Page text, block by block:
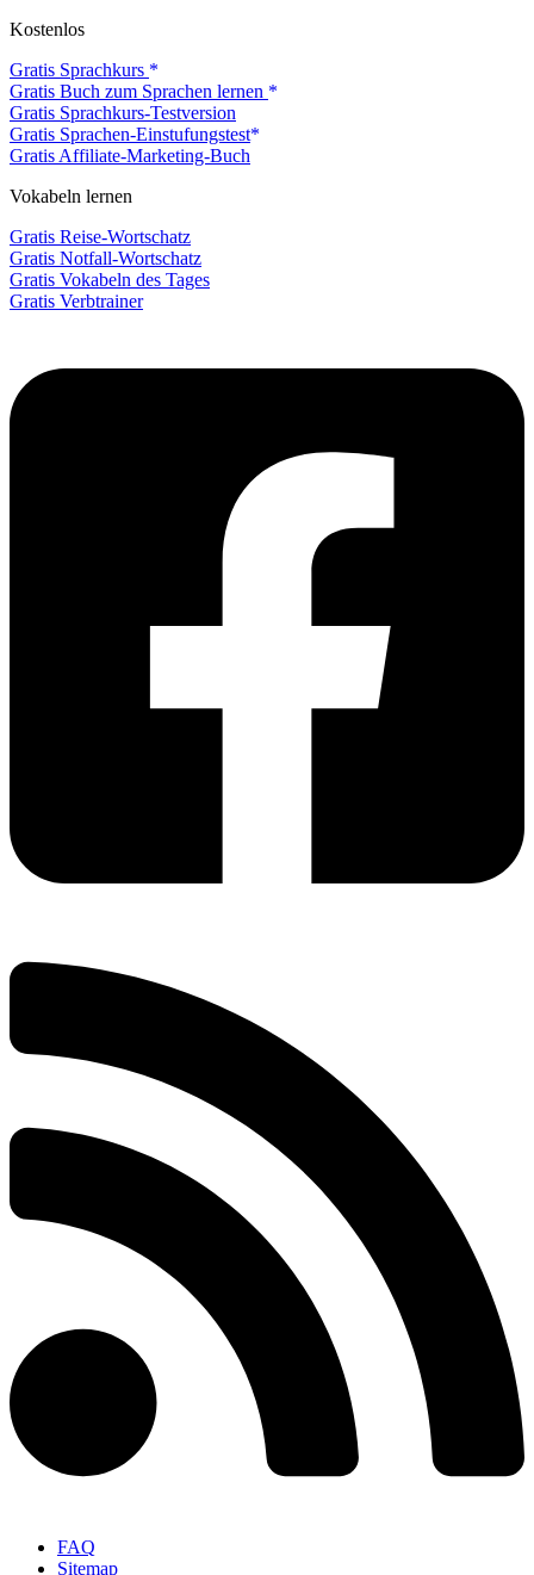
Kostenlos
Gratis Sprachkurs
Gratis Buch zum Sprachen lernen
Gratis Sprachkurs-Testversion
Gratis Sprachen-Einstufungstest
Gratis Affiliate-Marketing-Buch
Vokabeln lernen
Gratis Reise-Wortschatz
Gratis Notfall-Wortschatz
Gratis Vokabeln des Tages
Gratis Verbtrainer
FAQ
Sitemap